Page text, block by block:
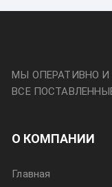
МЫ ОПЕРАТИВНО
ВСЕ
О КОМПАНИИ
Главная